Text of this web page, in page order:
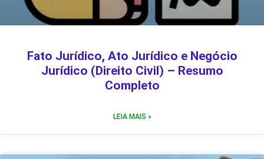
Fato Jurídico, Ato Jurídico e Negócio
Jurídico (Direito Civil) – Resumo
Completo
LEIA MAIS »